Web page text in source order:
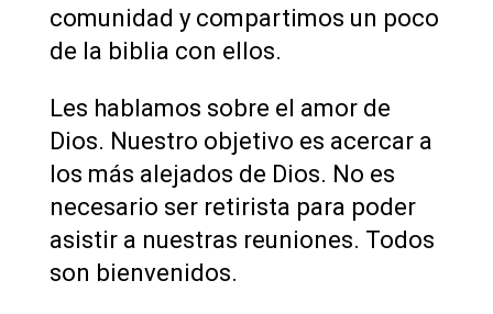
comunidad y compartimos un poco
de la biblia con ellos.
Les hablamos sobre el amor de
Dios. Nuestro objetivo es acercar a
los más alejados de Dios. No es
necesario ser retirista para poder
asistir a nuestras reuniones. Todos
son bienvenidos.